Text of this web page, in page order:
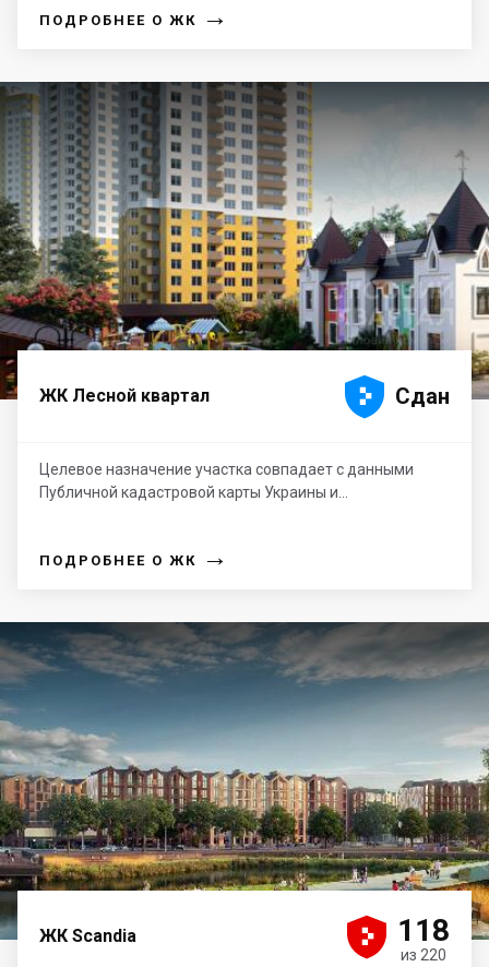
ПОДРОБНЕЕ О ЖК →
ЖК Лесной квартал 



 Сдан
Целевое назначение участка совпадает с данными
Публичной кадастровой карты Украины и...
ПОДРОБНЕЕ О ЖК →
ЖК Scandia 



 118
из 220